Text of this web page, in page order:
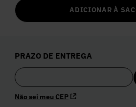
ADICIONAR À
PRAZO DE ENTREGA
Não sei meu CEP
4º Blusa
5º Calça